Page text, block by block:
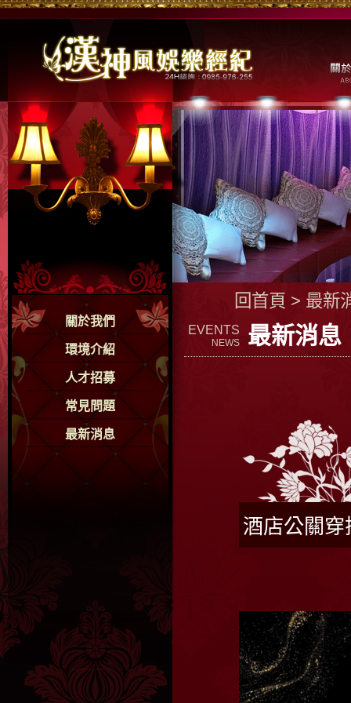
關於我們
環境介紹
人才招募
常見問題
最新消息
回首頁 > 最新
EVENTS
NEWS 最新消息
酒店公關